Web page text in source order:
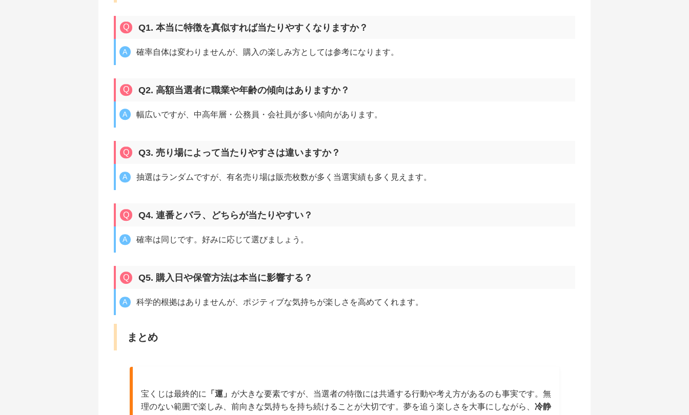
Q1. 本当に特徴を真似すれば当たりやすくなりますか？
確率自体は変わりませんが、購入の楽しみ方としては参考になります。
Q2. 高額当選者に職業や年齢の傾向はありますか？
幅広いですが、中高年層・公務員・会社員が多い傾向があります。
Q3. 売り場によって当たりやすさは違いますか？
抽選はランダムですが、有名売り場は販売枚数が多く当選実績も多く見えます。
Q4. 連番とバラ、どちらが当たりやすい？
確率は同じです。好みに応じて選びましょう。
Q5. 購入日や保管方法は本当に影響する？
科学的根拠はありませんが、ポジティブな気持ちが楽しさを高めてくれます。
まとめ
宝くじは最終的に 「運」 が大きな要素ですが、当選者の特徴には共通する行動や考え方があるのも事実です。無
理のない範囲で楽しみ、前向きな気持ちを持ち続けることが大切です。夢を追う楽しさを大事にしながら、 冷静